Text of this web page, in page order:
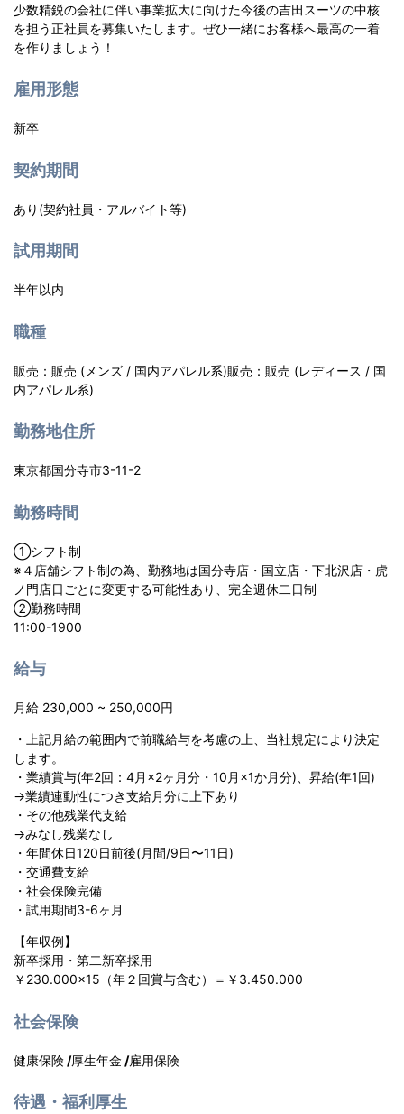
少数精鋭の会社に伴い事業拡大に向けた今後の吉田スーツの中核
を担う正社員を募集いたします。ぜひ一緒にお客様へ最高の一着
を作りましょう！
雇用形態
新卒
契約期間
あり(契約社員・アルバイト等)
試用期間
半年以内
職種
販売：販売 (メンズ / 国内アパレル系)販売：販売 (レディース / 国
内アパレル系)
勤務地住所
東京都国分寺市3-11-2
勤務時間
➀シフト制
※４店舗シフト制の為、勤務地は国分寺店・国立店・下北沢店・虎
ノ門店日ごとに変更する可能性あり、完全週休二日制
➁勤務時間
11:00-1900
給与
月給 230,000 ~ 250,000円
・上記月給の範囲内で前職給与を考慮の上、当社規定により決定
します。
・業績賞与(年2回：4月×2ヶ月分・10月×1か月分)、昇給(年1回)
→業績連動性につき支給月分に上下あり
・その他残業代支給
→みなし残業なし
・年間休日120日前後(月間/9日〜11日)
・交通費支給
・社会保険完備
・試用期間3-6ヶ月
【年収例】
新卒採用・第二新卒採用
￥230.000×15（年２回賞与含む）＝￥3.450.000
社会保険
健康保険 /厚生年金 /雇用保険
待遇・福利厚生